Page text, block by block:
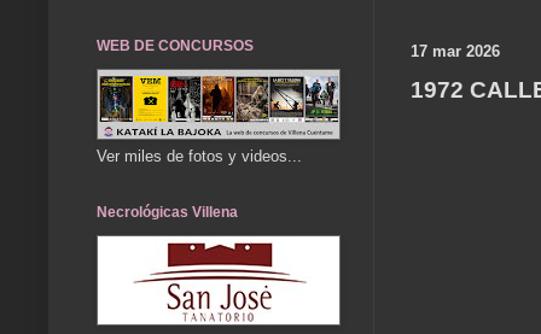
17 mar 2026
1972
WEB DE CONCURSOS
Ver miles de fotos y videos...
Necrológicas Villena